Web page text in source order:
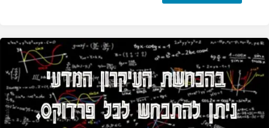
לך
ילד
זה
לא